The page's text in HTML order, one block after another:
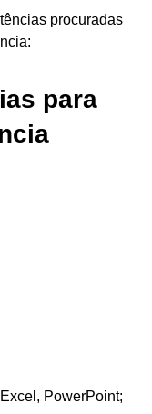
procuradas
para
PowerPoint;